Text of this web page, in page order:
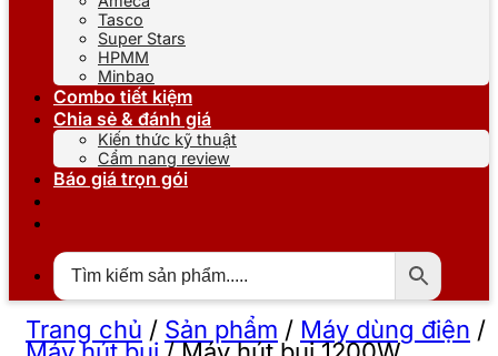
Tasco
Super Stars
HPMM
Minbao
Combo tiết kiệm
Chia sẻ & đánh giá
Kiến thức kỹ thuật
Cẩm nang review
Báo giá trọn gói
Trang chủ / Sản phẩm / Máy dùng điện /